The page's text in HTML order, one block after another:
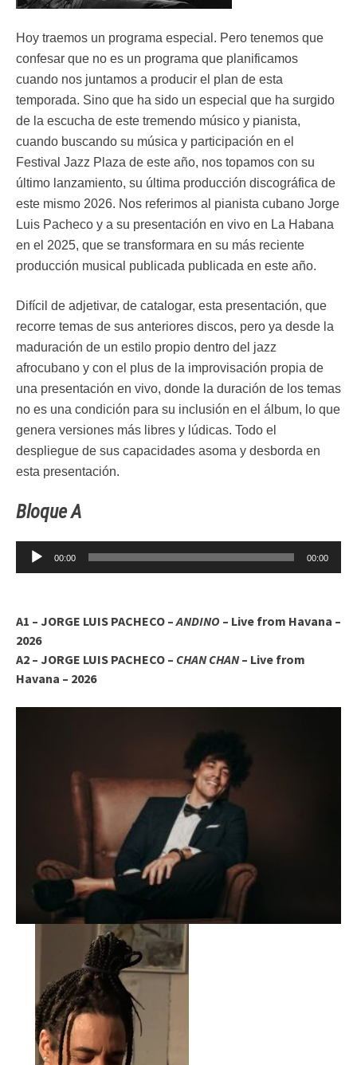
Hoy traemos un programa especial. Pero tenemos que
confesar que no es un programa que planificamos
cuando nos juntamos a producir el plan de esta
temporada. Sino que ha sido un especial que ha surgido
de la escucha de este tremendo músico y pianista,
cuando buscando su música y participación en el
Festival Jazz Plaza de este año, nos topamos con su
último lanzamiento, su última producción discográfica de
este mismo 2026. Nos referimos al pianista cubano Jorge
Luis Pacheco y a su presentación en vivo en La Habana
en el 2025, que se transformara en su más reciente
producción musical publicada publicada en este año.
Difícil de adjetivar, de catalogar, esta presentación, que
recorre temas de sus anteriores discos, pero ya desde la
maduración de un estilo propio dentro del jazz
afrocubano y con el plus de la improvisación propia de
una presentación en vivo, donde la duración de los temas
no es una condición para su inclusión en el álbum, lo que
genera versiones más libres y lúdicas. Todo el
despliegue de sus capacidades asoma y desborda en
esta presentación.
Bloque A
Reproductor
de
00:00 00:00
A1 – JORGE LUIS PACHECO –ANDINO – Live from Havana –
2026
A2 – JORGE LUIS PACHECO – CHAN CHAN– Live from
Havana – 2026